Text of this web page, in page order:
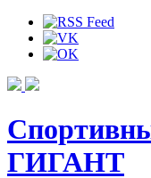
ГИГАНТ